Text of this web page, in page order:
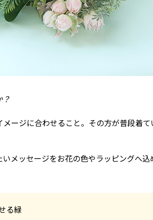
ージに合わせること。その方が普段着
いメッセージをお花の色やラッピングへ
る緑